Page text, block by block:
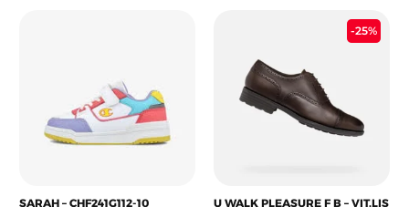
SARAH – CHF241G112-10
-25%
U WALK PLEASURE F B – VIT.LIS
était :